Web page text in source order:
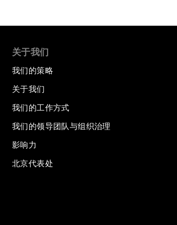
关于我们
我们的策略
关于我们
我们的工作方式
我们的领导团队与组织治理
影响力
北京代表处